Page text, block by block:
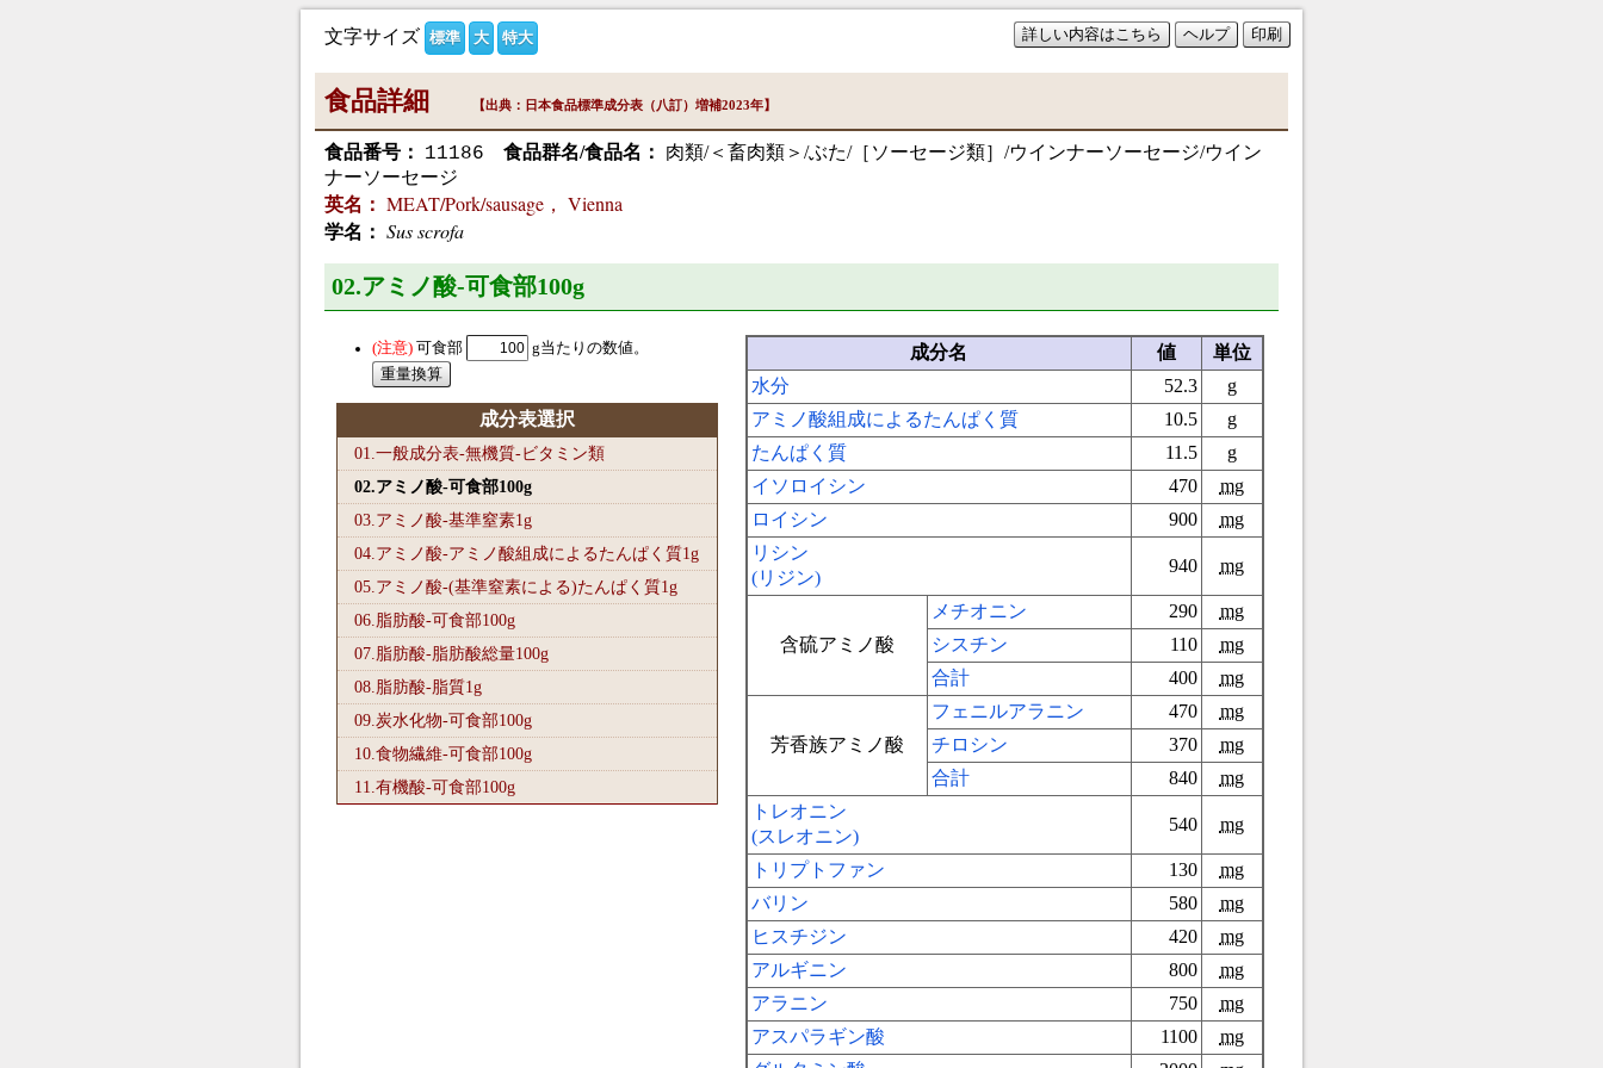
詳しい内容はこちら ヘルプ 印刷
文字サイズ 標準 大 特大
食品詳細 【出典：日本食品標準成分表（八訂）増補2023年】
食品番号： 11186 食品群名/食品名：
肉類/＜畜肉類＞/ぶた/［ソーセージ類］/ウインナーソーセージ/ウイン
ナーソーセージ
英名： MEAT/Pork/sausage， Vienna
学名： Sus scrofa
02.アミノ酸-可食部100g
可食部 g当たりの数値。
成分表選択
01.一般成分表-無機質-ビタミン類
02.アミノ酸-可食部100g
03.アミノ酸-基準窒素1g
04.アミノ酸-アミノ酸組成によるたんぱく質1g
05.アミノ酸-(基準窒素による)たんぱく質1g
06.脂肪酸-可食部100g
07.脂肪酸-脂肪酸総量100g
08.脂肪酸-脂質1g
09.炭水化物-可食部100g
10.食物繊維-可食部100g
11.有機酸-可食部100g
成分名 値
単位
水分
52.3
g
アミノ酸組成によるたんぱく質
10.5
g
たんぱく質
11.5
g
イソロイシン
470
mg
ロイシン
900
mg
リシン
(リジン)
940 mg
含硫アミノ酸
メチオニン 290
mg
シスチン
110
mg
合計
400 mg
芳香族アミノ酸
フェニルアラニン 470
mg
チロシン
370
mg
合計
840
mg
トレオニン
(スレオニン)
540 mg
トリプトファン 130
mg
バリン
580
mg
ヒスチジン
420
mg
アルギニン
800
mg
アラニン
750
mg
アスパラギン酸
1100
mg